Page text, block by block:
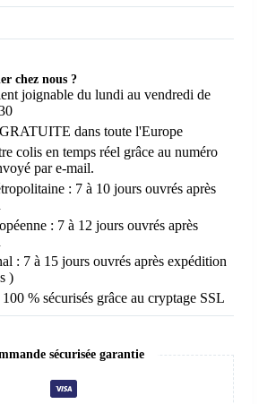
chez nous ?
joignable du lundi au vendredi de
dans toute l'Europe
colis en temps réel grâce au numéro
par e-mail.
: 7 à 10 jours ouvrés après
: 7 à 12 jours ouvrés après
: 7 à 15 jours ouvrés après expédition
)
100 % sécurisés grâce au cryptage SSL
sécurisée garantie